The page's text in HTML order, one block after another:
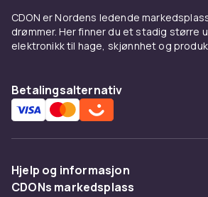
CDON er Nordens ledende
drømmer. Her finner du et stadig større
elektronikk til hage, skjønnhet og
Betalingsalternativ
Hjelp og informasjon
Vanlige spørsmål
CDONs markedsplass